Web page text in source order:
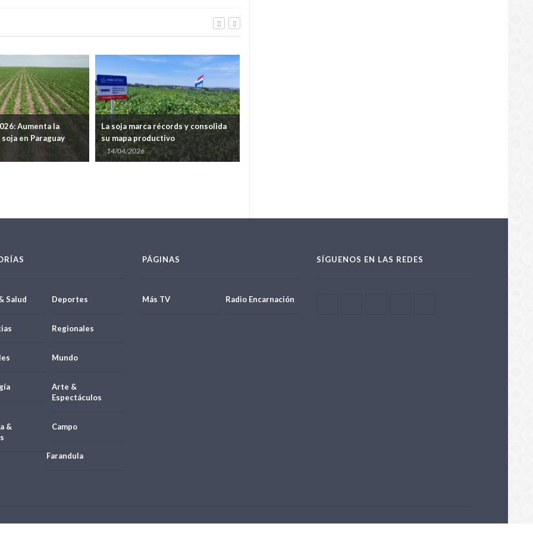
Aumenta la
en Paraguay
La soja marca récords y consolida
su mapa productivo
14/04/2026
Salud Deportes
Regionales
Mundo
Arte &
Espectáculos
&
Campo
Farandula
PÁGINAS
Más TV Radio Encarnación
SÍGUENOS EN LAS REDES